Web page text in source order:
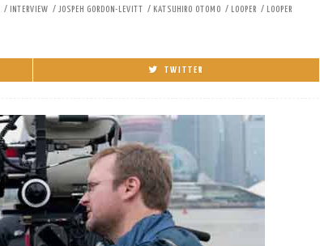
INTERVIEW JOSPEH GORDON-LEVITT KATSUHIRO OTOMO LOOPER
LOOPER
TWITTER